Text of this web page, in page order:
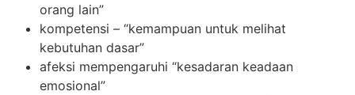
orang lain”
kompetensi – “kemampuan untuk melihat
kebutuhan dasar”
afeksi mempengaruhi “kesadaran keadaan
emosional”